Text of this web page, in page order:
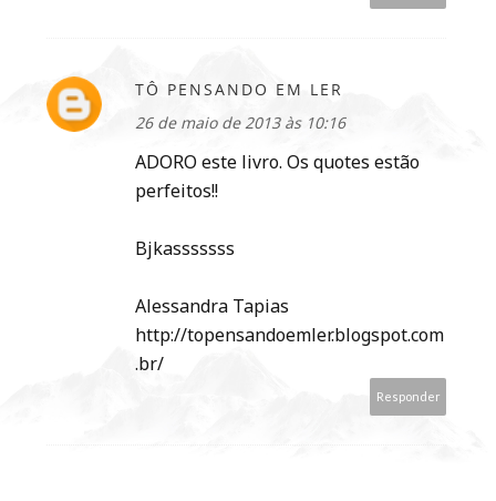
TÔ PENSANDO EM LER
26 de maio de 2013 às 10:16
ADORO este livro. Os quotes estão
perfeitos!!
Bjkasssssss
Alessandra Tapias
http://topensandoemler.blogspot.com
.br/
Responder